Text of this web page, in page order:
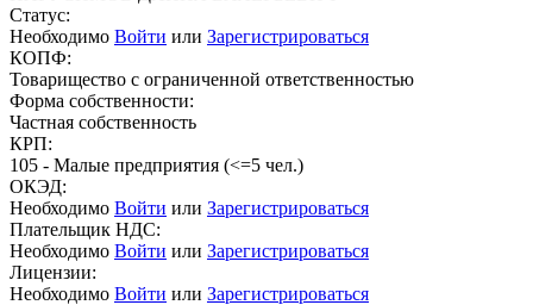
Статус:
Необходимо Войти или Зарегистрироваться
КОПФ:
Товарищество с ограниченной ответственностью
Форма собственности:
Частная собственность
КРП:
105 - Малые предприятия (<=5 чел.)
ОКЭД:
Необходимо Войти или Зарегистрироваться
Плательщик НДС:
Необходимо Войти или Зарегистрироваться
Лицензии:
Необходимо Войти или Зарегистрироваться